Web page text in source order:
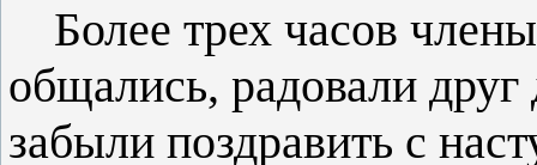
Более трех часов
общались, радовали
забыли поздравить с